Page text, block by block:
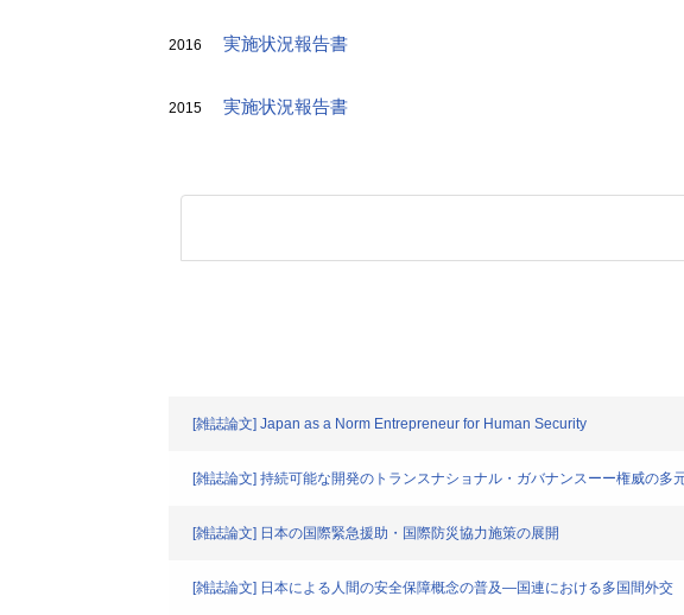
2016 実施状況報告書
2015 実施状況報告書
[雑誌論文] Japan as a Norm Entrepreneur for Human Security
[雑誌論文] 持続可能な開発のトランスナショナル・ガバナンスーー権威の多
[雑誌論文] 日本の国際緊急援助・国際防災協力施策の展開
[雑誌論文] 日本による人間の安全保障概念の普及―国連における多国間外交